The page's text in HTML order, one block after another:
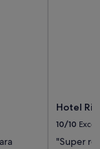
Hotel
10/10
"Super